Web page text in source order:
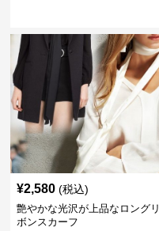
¥2,580 (税込)
艶やかな光沢が上品なロングリ
ボンスカーフ